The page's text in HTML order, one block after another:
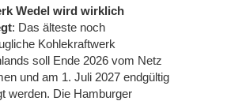
Wedel wird wirklich
: Das älteste noch
Kohlekraftwerk
soll Ende 2026 vom Netz
und am 1. Juli 2027 endgültig
werden. Die Hamburger